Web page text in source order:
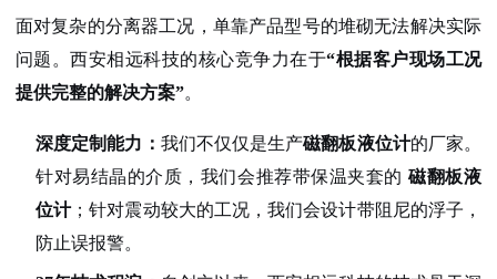
面对复杂的分离器工况，单靠产品型号的堆砌无法解决实际
问题。西安相远科技的核心竞争力在于“根据客户现场工况
提供完整的解决方案”。
深度定制能力： 我们不仅仅是生产磁翻板液位计的厂家。
针对易结晶的介质，我们会推荐带保温夹套的 磁翻板液
位计；针对震动较大的工况，我们会设计带阻尼的浮子，
防止误报警。